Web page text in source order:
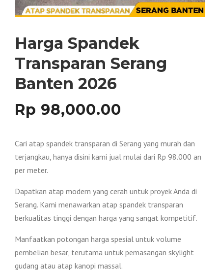
Harga Spandek
Transparan Serang
Banten 2026
Rp 98,000.00
Cari atap spandek transparan di Serang yang murah dan
terjangkau, hanya disini kami jual mulai dari Rp 98.000 an
per meter.
Dapatkan atap modern yang cerah untuk proyek Anda di
Serang. Kami menawarkan atap spandek transparan
berkualitas tinggi dengan harga yang sangat kompetitif.
Manfaatkan potongan harga spesial untuk volume
pembelian besar, terutama untuk pemasangan skylight
gudang atau atap kanopi massal.